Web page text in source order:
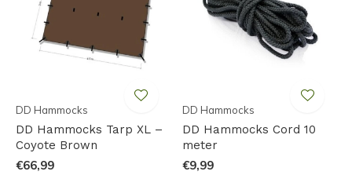
DD Hammocks
DD Hammocks Tarp XL –
Coyote Brown
€66,99
DD Hammocks
DD Hammocks Cord 10
meter
€9,99